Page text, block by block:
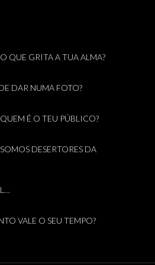
QUE GRITA A TUA ALMA?
DAR NUMA FOTO?
É O TEU PÚBLICO?
DESERTORES DA
VALE O SEU TEMPO?